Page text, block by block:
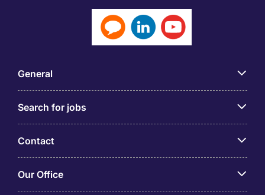
General
Search for jobs
Contact
Our Office